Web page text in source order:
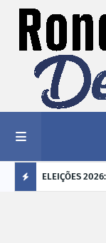
a mais ELEIÇÕES